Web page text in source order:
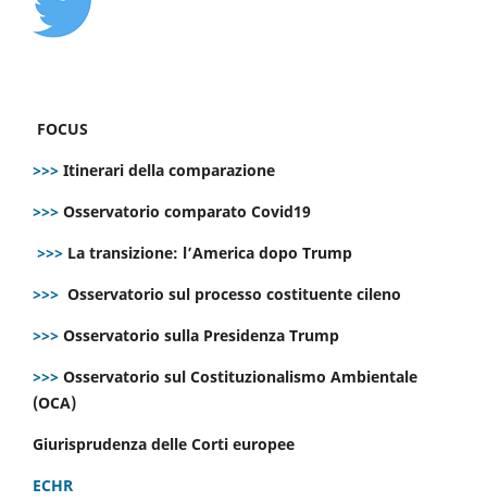
FOCUS
>>> Itinerari della comparazione
>>> Osservatorio comparato Covid19
>>> La transizione: l’America dopo Trump
>>> Osservatorio sul processo costituente cileno
>>> Osservatorio sulla Presidenza Trump
>>> Osservatorio sul Costituzionalismo Ambientale
(OCA)
Giurisprudenza delle Corti europee
ECHR